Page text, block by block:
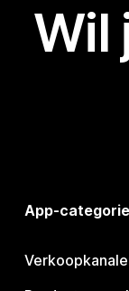
Wil
App-